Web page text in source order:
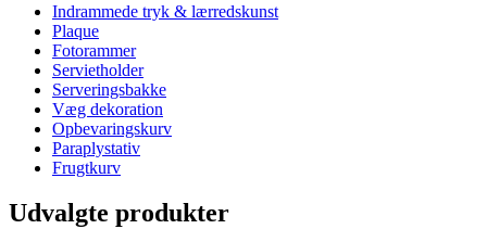
Indrammede tryk & lærredskunst
Plaque
Fotorammer
Servietholder
Serveringsbakke
Væg dekoration
Opbevaringskurv
Paraplystativ
Frugtkurv
Udvalgte produkter